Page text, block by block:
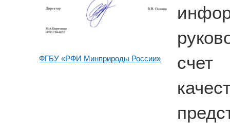
ФГБУ «РФИ Минприроды России»
счет